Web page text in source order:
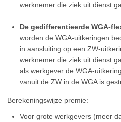
werknemer die ziek uit dienst
De gedifferentieerde WGA-
worden de WGA-uitkeringen
in aansluiting op een ZW-
werknemer die ziek uit dienst
als werkgever de WGA-
vanuit de ZW in de WGA is
Berekeningswijze premie:
Voor grote werkgevers (meer